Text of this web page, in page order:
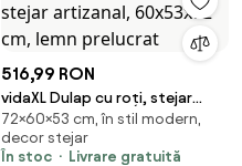
516,99 RON
vidaXL Dulap cu roți, stejar
artizanal, 60x53x72 cm, lemn
prelucrat
72×60×53 cm, în stil modern,
decor stejar
În stoc
Livrare gratuită